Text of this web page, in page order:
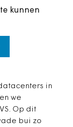
kunnen
in
we
Op dit
bui zo